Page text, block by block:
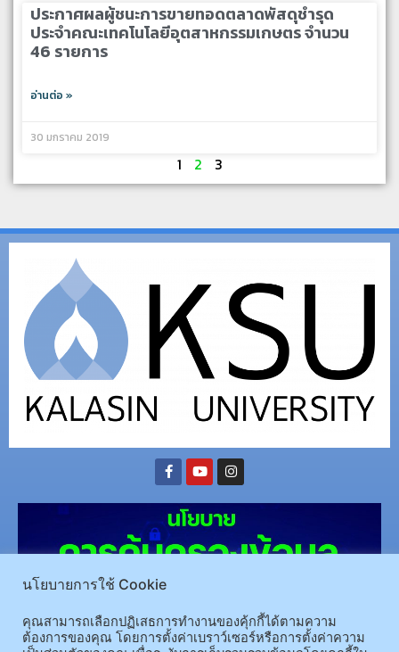
ประกาศผลผู้ชนะการขายทอดตลาดพัสดุชำรุด
ประจำคณะเทคโนโลยีอุตสาหกรรมเกษตร จำนวน
46 รายการ
อ่านต่อ »
30 มกราคม 2019
1 2 3
นโยบายการใช้ Cookie
คุณสามารถเลือกปฏิเสธการทำงานของคุ้กกี้ได้ตามความ
ต้องการของคุณ โดยการตั้งค่าเบราว์เซอร์หรือการตั้งค่าความ